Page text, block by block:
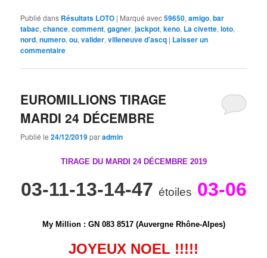
Publié dans Résultats LOTO | Marqué avec59650,amigo,bar
tabac,chance,comment,gagner,jackpot,keno, La civette,loto,
nord,numero,ou,valider,villeneuve d'ascq | Laisser un
commentaire
EUROMILLIONS TIRAGE
MARDI 24 DÉCEMBRE
Publié le24/12/2019paradmin
TIRAGE DU MARDI 24 DÉCEMBRE 2019
03-11-13-14-47 étoiles 03-06
My Million: GN 083 8517 (Auvergne Rhône-Alpes)
JOYEUX NOEL !!!!!